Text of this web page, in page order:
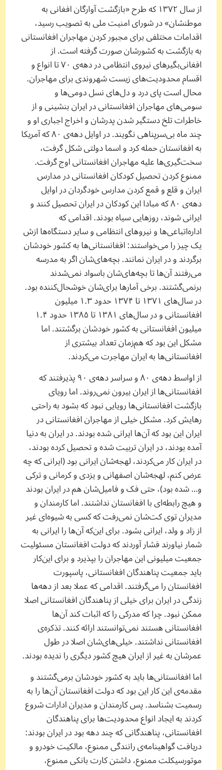
از سال ۱۳۷۲ که طرح «بازگشت آوارگان افغانی به
موطنشان» در شورای امنیت ملی به تصویب رسید،
اقدامات مختلفی برای مجبور کردن مهاجران افغانستانی
به بازگشت به کشورشان صورت گرفته است. از
افغانی‌بگیرهای نیروی انتظامی در دهه‌ی ۷۰ تا انواع و
اقسام محدودیت‌های زیست شهروندی برای مهاجران.
محال است پای درد و دل‌های نسل‌ دومی‌ها و
سومی‌های مهاجران افغانستانی در ایران بنشینی و از
خاطرات تلخ دستگیر شدن پدرشان و اخراج اجباری او و
چند ماه بی‌سرپناهی نگویند. در اوایل دهه‌ی ۸۰ که آمریکا
به افغانستان حمله کرد و اسما دولتی شکل گرفت،
سخت‌گیری‌ها علیه مهاجران افغانستانی اوج گرفت.
ممنوع کردن تحصیل کودکان افغانستانی در مدارس
ایران و قلع و قمع کردن مدارس خودگردان در اوایل
دهه‌ی ۸۰ که مبادا این کودکان در ایران تحصیل کنند و
ایرانی شوند، روزهایی سیاه بودند. اقدامی که
اداره‌اتباعی‌ها و نیروهای انتظامی و سایر دستگاه‌ها ازش
یک چیز را می‌خواستند: افغانستانی‌ها به کشور خودشان
برگردند و در ایران نمانند. بچه‌های‌شان اگر به مدرسه
می‌رفتند آن‌ها تا بچه‌های‌شان باسواد نمی‌شدند
برنمی‌گشتند. برخی‌ آمارها برای‌شان خوشحال‌کننده بود.
در سال‌های ۱۳۷۱ تا ۱۳۷۴ حدود ۱.۳ میلیون
افغانستانی و در سال‌های ۱۳۸۱ تا ۱۳۸۵ حدود ۱.۴
میلیون افغانستانی به کشور خودشان برگشتند. اما
مشکل این بود که هم‌زمان تعداد بیشتری از
افغانستانی‌ها به ایران مهاجرت می‌کردند.
از اواسط دهه‌ی ۸۰ و سراسر دهه‌ی ۹۰ پذیرفتند که
افغانستانی‌ها از ایران بیرون نمی‌روند. اما رویای
بازگشت افغانستانی‌ها رویایی نبود که بشود به راحتی
رهایش کرد. مشکل خیلی از مهاجران افغانستانی در
ایران این بود که آن‌ها ایرانی شده بودند. در ایران به دنیا
آمده بودند، در ایران تربیت شده و تحصیل کرده بودند،
در ایران کار می‌کردند، لهجه‌شان ایرانی بود (ایرانی که چه
عرض کنم، لهجه‌شان اصفهانی و یزدی و کرمانی و ترکی
و… شده بود)، حتی فک و فامیل‌شان هم در ایران بودند
و هیچ رابطه‌ای با افغانستان نداشتند. اما کارمندان و
مدیران توی کت‌شان نمی‌رفت که کسی به شیوه‌ای غیر
از زاد و ولد، ایرانی بشود. برای این‌که آن‌ها را ایرانی به
شمار نیاورند فشار آوردند که دولت افغانستان مسئولیت
جمعیت میلیونی این مهاجران را بپذیرد و برای این‌کار
باید جمعیت پناهندگان افغانستانی، پاسپورت
افغانستان را می‌گرفتند. اقدامی که عملا بعد از دهه‌ها
زندگی در ایران برای خیلی از پناهندگان افغانستانی اصلا
ممکن نبود. چرا که مدرکی را که اثبات کند آن‌ها
افغانستانی هستند نمی‌توانستند ارائه کنند. تذکره‌ی
افغانستانی‌ نداشتند. خیلی‌های‌شان اصلا در طول
عمرشان به غیر از ایران هیچ کشور دیگری را ندیده بودند.
اما افغانستانی‌ها باید به کشور خودشان برمی‌گشتند و
مقدمه‌ی این کار این بود که دولت افغانستان آن‌ها را به
رسمیت بشناسد. پس کارمندان و مدیران ادارات شروع
کردند به ایجاد انواع محدودیت‌ها برای پناهندگان
افغانستانی، پناهندگانی که چند دهه بود در ایران بودند:
دریافت گواهینامه‌ی رانندگی ممنوع، مالکیت خودرو و
موتورسیکلت ممنوع، داشتن کارت بانکی ممنوع،